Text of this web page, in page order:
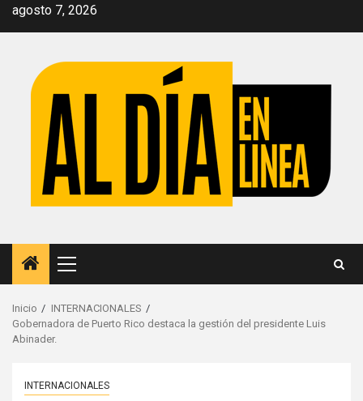
Saltar
agosto 7, 2026
Menú
principal
Inicio
INTERNACIONALES
Gobernadora de Puerto Rico destaca la gestión del presidente Luis
Abinader.
INTERNACIONALES